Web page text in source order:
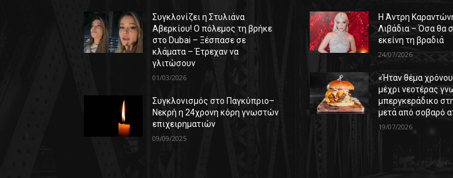
Συγκλονίζει η Στυλιάνα
Αβερκίου! Ο πόλεμος τη βρήκε
στο Dubai – Ξέσπασε σε
κλάματα – Έτρεχαν να
γλιτώσουν
01/03/2026
Συγκλονισμός στο Παγκύπριο–
Νεκρή η 24χρονη κόρη γνωστών
επιχειρηματιών
09/09/2025
Η Άντρη
Λιβάδια – Όσα θα
εκείνη τη βραδιά
24/07/2026
«Ήταν θέμα
μέχρι νεοτέρας
μπεργκεράδικο
μετά από σοβαρό
19/07/2026